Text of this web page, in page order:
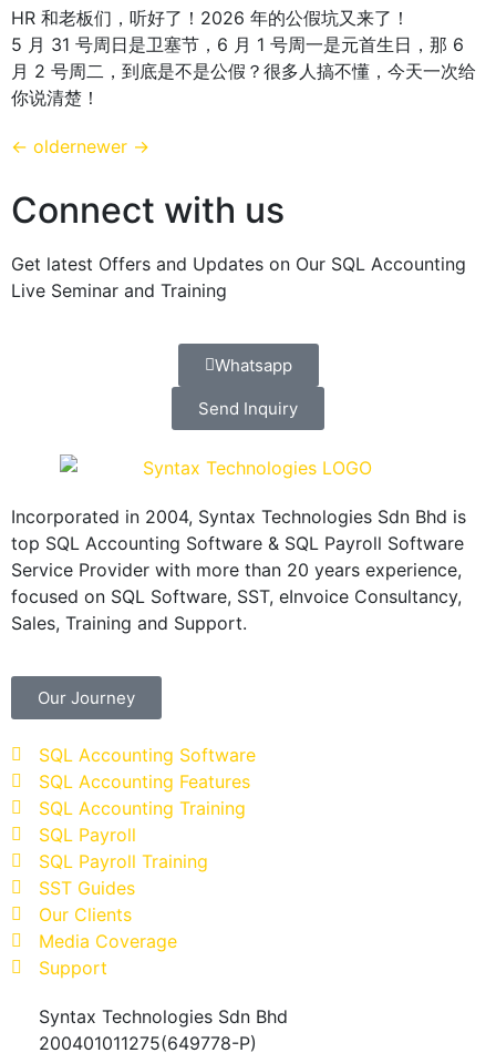
HR 和老板们，听好了！2026 年的公假坑又来了！
5 月 31 号周日是卫塞节，6 月 1 号周一是元首生日，那 6
月 2 号周二，到底是不是公假？很多人搞不懂，今天一次给
你说清楚！
← oldernewer →
Connect with us
Get latest Offers and Updates on Our SQL Accounting
Live Seminar and Training
Whatsapp
Send Inquiry
Incorporated in 2004, Syntax Technologies Sdn Bhd is
top SQL Accounting Software & SQL Payroll Software
Service Provider with more than 20 years experience,
focused on SQL Software, SST, eInvoice Consultancy,
Sales, Training and Support.
Our Journey
SQL Accounting Software
SQL Accounting Features
SQL Accounting Training
SQL Payroll
SQL Payroll Training
SST Guides
Our Clients
Media Coverage
Support
Syntax Technologies Sdn Bhd
200401011275(649778-P)